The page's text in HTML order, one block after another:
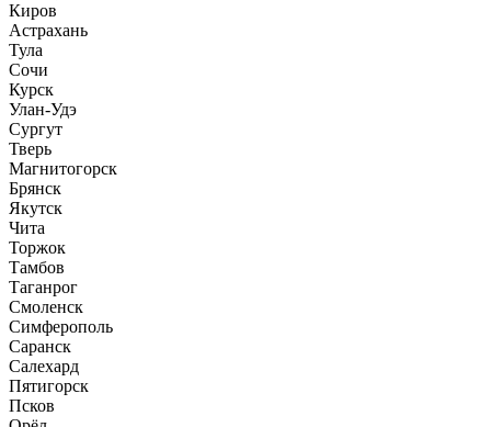
Киров
Астрахань
Тула
Сочи
Курск
Улан-Удэ
Сургут
Тверь
Магнитогорск
Брянск
Якутск
Чита
Торжок
Тамбов
Таганрог
Смоленск
Симферополь
Саранск
Салехард
Пятигорск
Псков